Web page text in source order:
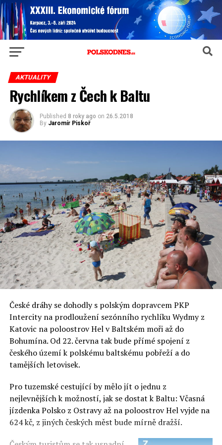
AKTUALITY
Rychlíkem z Čech k Baltu
Published 8 roky ago on 26.5.2018
By Jaromír Piskoř
České dráhy se dohodly s polským dopravcem PKP
Intercity na prodloužení sezónního rychlíku Wydmy z
Katovic na poloostrov Hel v Baltském moři až do
Bohumína. Od 22. června tak bude přímé spojení z
českého území k polskému baltskému pobřeží a do
tamějších letovisek.
Pro tuzemské cestující by mělo jít o jednu z
nejlevnějších k možností, jak se dostat k Baltu: Včasná
jízdenka Polsko z Ostravy až na poloostrov Hel vyjde na
624 kč, z jiných českých měst bude mírně dražší.